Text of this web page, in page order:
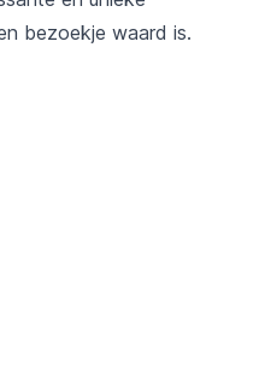
bezoekje waard is.